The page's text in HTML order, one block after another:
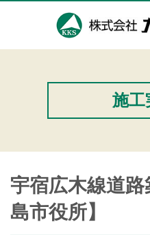
施工
宇宿広木線道
島市役所】